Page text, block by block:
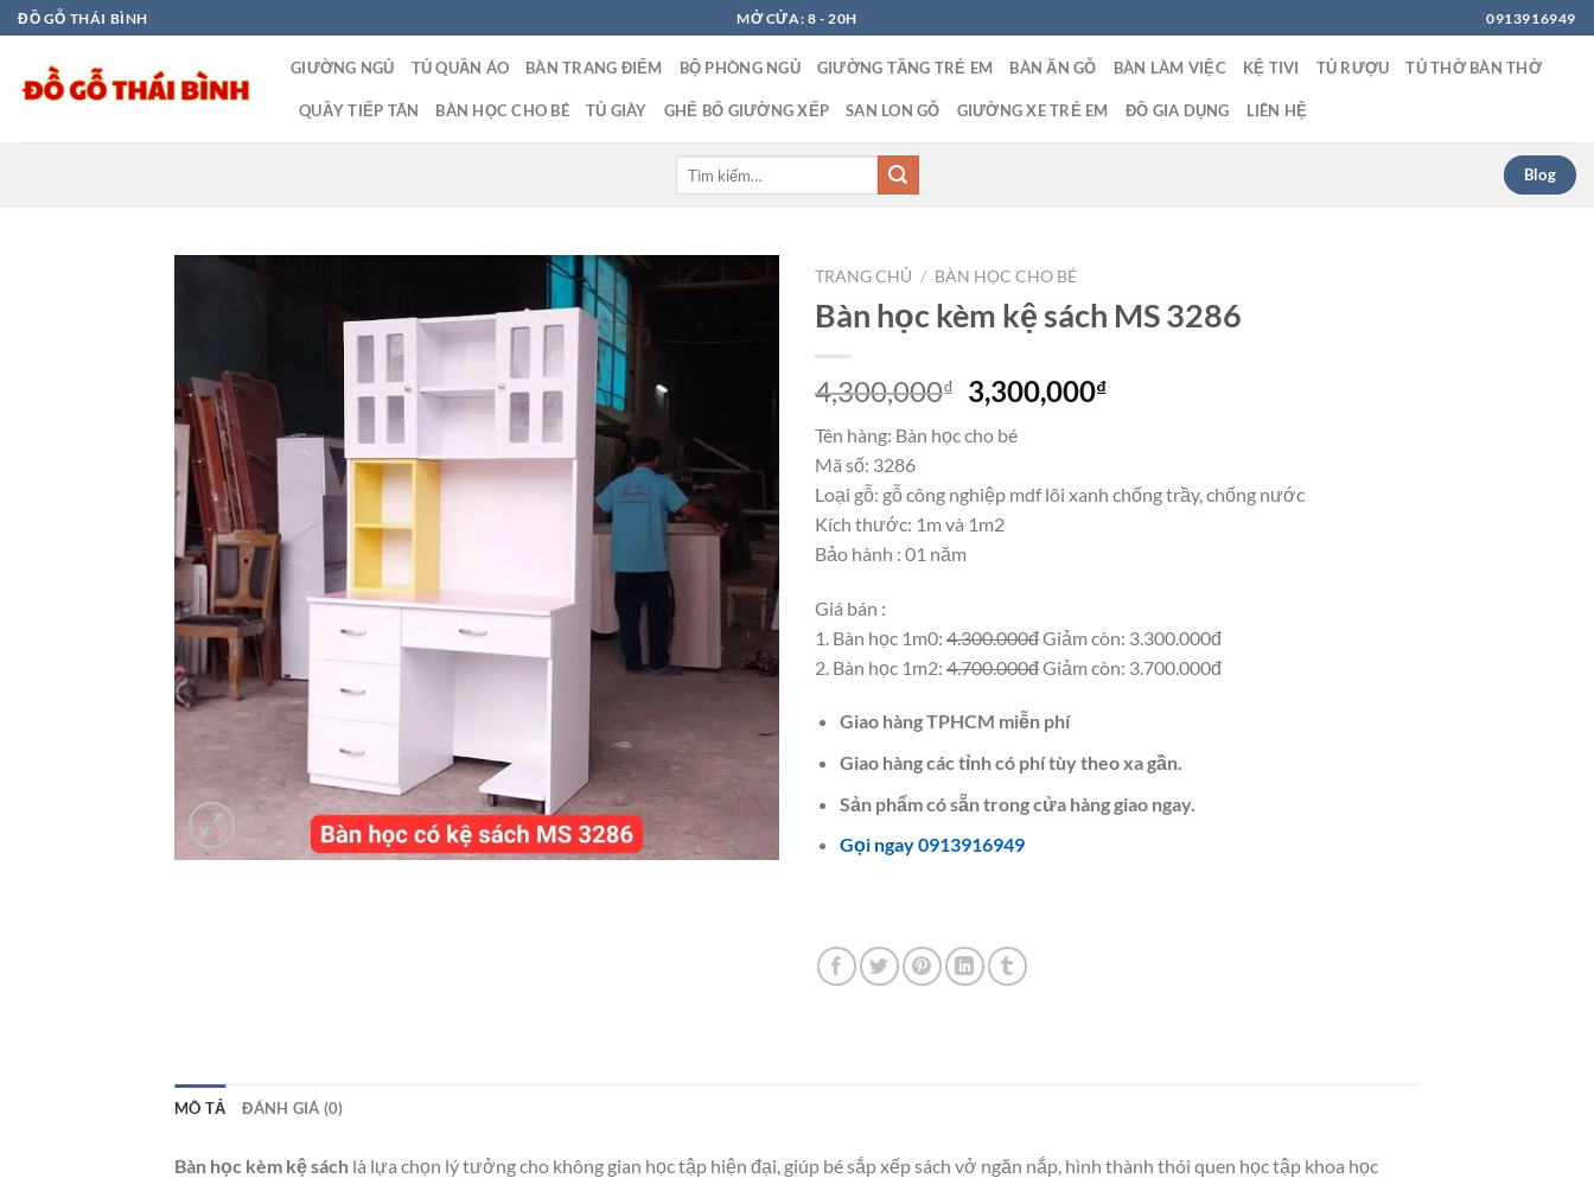
Bỏ
qua
dung
ĐỒ GỖ THÁI BÌNH MỞ CỬA: 8 - 20H 0913916949
GIƯỜNG NGỦ TỦ QUẦN ÁO BÀN TRANG ĐIỂM BỘ PHÒNG NGỦ GIƯỜNG TẦNG TRẺ EM BÀN ĂN GỖ BÀN LÀM VIỆC KỆ TIVI TỦ RƯỢU TỦ THỜ BÀN THỜ
QUẦY TIẾP TÂN BÀN HỌC CHO BÉ TỦ GIÀY GHẾ BỐ GIƯỜNG XẾP SAN LON GỖ GIƯỜNG XE TRẺ EM ĐỒ GIA DỤNG LIÊN HỆ
Blog
TRANG CHỦ / BÀN HỌC CHO BÉ
Bàn học kèm kệ sách MS 3286
4,300,000₫
Giá
gốc
là:
3,300,000₫Giá
3,300,000₫.
Tên hàng: Bàn học cho bé
Mã số: 3286
Loại gỗ: gỗ công nghiệp mdf lõi xanh chống trầy, chống nước
Kích thước: 1m và 1m2
Bảo hành : 01 năm
Giá bán :
1. Bàn học 1m0: 4.300.000đGiảm còn: 3.300.000đ
2. Bàn học 1m2: 4.700.000đGiảm còn: 3.700.000đ
Giao hàng TPHCM miễn phí
Giao hàng các tỉnh có phí tùy theo xa gần.
Sản phẩm có sẵn trong cửa hàng giao ngay.
Gọi ngay 0913916949
MÔ TẢ ĐÁNH GIÁ (0)
Bàn học kèm kệ sách là lựa chọn lý tưởng cho không gian học tập hiện đại, giúp bé sắp xếp sách vở ngăn nắp, hình thành thói quen học tập khoa học